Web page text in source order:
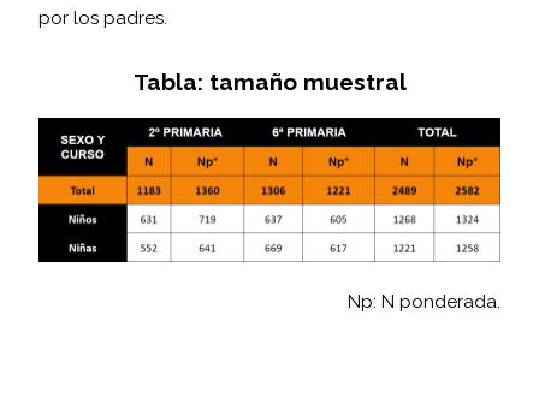
por los padres.
Tabla: tamaño muestral
Np: N ponderada.